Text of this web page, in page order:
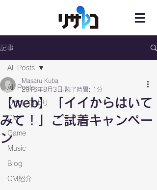
記事
All Posts
リサレコより
CM
Game
Music
Blog
CM紹介
All Posts
【web】「イイからはいて
みて！」ご試着キャンペー
ン
Masaru Kuba
2016年8月3日 読了時間: 1分